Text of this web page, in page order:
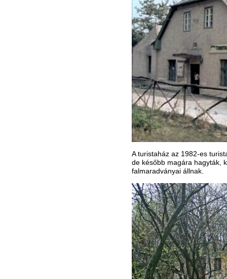
A turistaház az 1982-es
de később magára hagyták,
falmaradványai állnak.